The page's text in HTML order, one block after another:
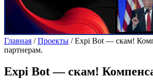
Главная /Проекты /Expi Bot — скам!
партнерам.
Expi Bot — скам!